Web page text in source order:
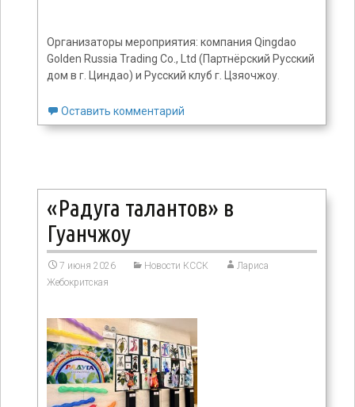
Организаторы мероприятия: компания Qingdao
Golden Russia Trading Co., Ltd (Партнёрский Русский
дом в г. Циндао) и Русский клуб г. Цзяочжоу.
Оставить комментарий
«Радуга талантов» в
Гуанчжоу
7 июня 2026 Новости КССК
Лариса
Жебокритская